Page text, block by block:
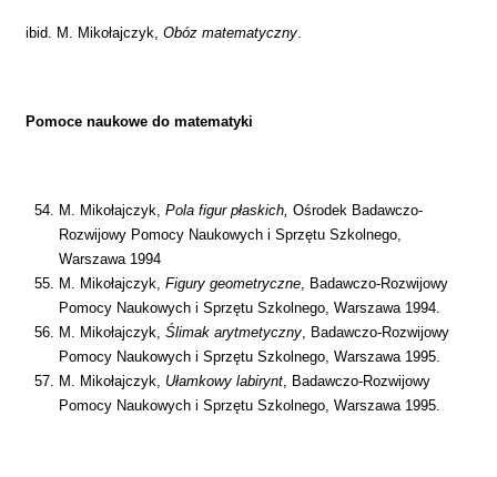
ibid. M. Mikołajczyk, Obóz matematyczny
Pomoce naukowe do matematyki
M. Mikołajczyk, Pola figur płaskich, Ośrodek Badawczo-
Rozwijowy Pomocy Naukowych i Sprzętu Szkolnego,
Warszawa 1994
M. Mikołajczyk, Figury geometryczne, Badawczo-Rozwijowy
Pomocy Naukowych i Sprzętu Szkolnego, Warszawa 1994.
M. Mikołajczyk, Ślimak arytmetyczny, Badawczo-Rozwijowy
Pomocy Naukowych i Sprzętu Szkolnego, Warszawa 1995.
M. Mikołajczyk, Ułamkowy labirynt, Badawczo-Rozwijowy
Pomocy Naukowych i Sprzętu Szkolnego, Warszawa 1995.